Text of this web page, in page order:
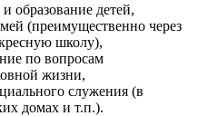
образование детей,
(преимущественно через
школу),
по вопросам
жизни,
служения (в
домах и т.п.).